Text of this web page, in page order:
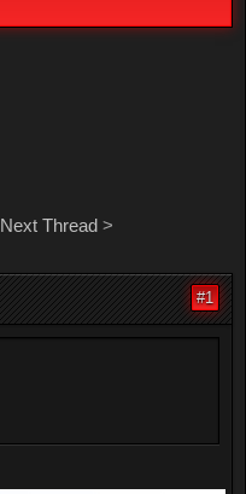
Next Thread>
#1